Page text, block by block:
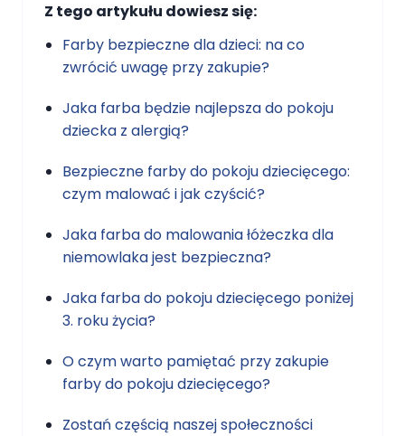
Z tego artykułu dowiesz się:
Farby bezpieczne dla dzieci: na co
zwrócić uwagę przy zakupie?
Jaka farba będzie najlepsza do pokoju
dziecka z alergią?
Bezpieczne farby do pokoju dziecięcego:
czym malować i jak czyścić?
Jaka farba do malowania łóżeczka dla
niemowlaka jest bezpieczna?
Jaka farba do pokoju dziecięcego poniżej
3. roku życia?
O czym warto pamiętać przy zakupie
farby do pokoju dziecięcego?
Zostań częścią naszej społeczności